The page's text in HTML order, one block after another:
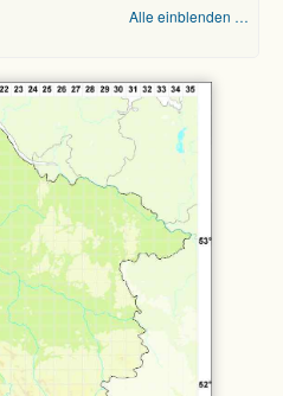
Alle einblenden …